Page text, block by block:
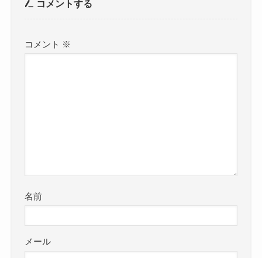
コメントする
コメント ※
名前
メール